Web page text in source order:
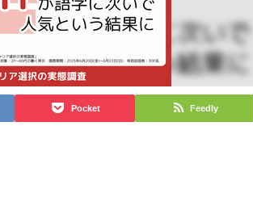
Pocket Feedly